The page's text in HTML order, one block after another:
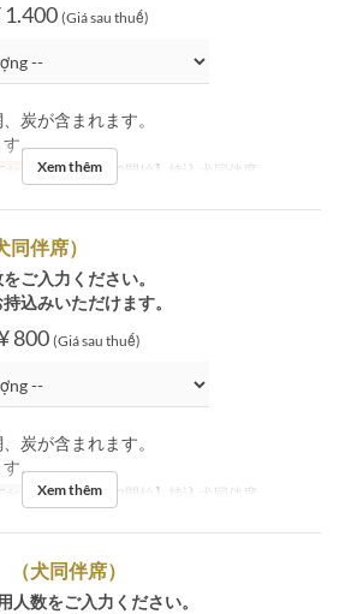
1.400 (Giá sau thuế)
炭が含まれます。
す。
Các Loại Ghế 【7/2開始】持込 犬同伴席
Xem thêm
伴席）
ご入力ください。
込みいただけます。
800 (Giá sau thuế)
炭が含まれます。
す。
Các Loại Ghế 【7/2開始】持込 犬同伴席
Xem thêm
犬同伴席）
人数をご入力ください。